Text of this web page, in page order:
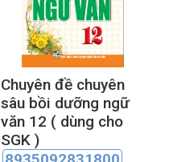
Chuyên đề chuyên
sâu bồi dưỡng ngữ
văn 12 ( dùng cho
SGK )